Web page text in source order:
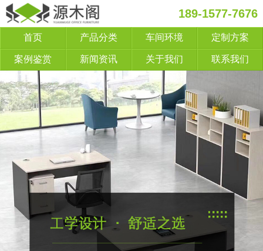
189-1577-7676
首页 产品分类 车间环境 定制方案
案例鉴赏 新闻资讯 关于我们 联系我们